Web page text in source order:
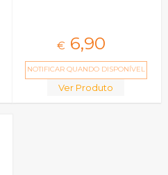
€ 6,90
NOTIFICAR QUANDO DISPONÍVEL
Ver Produto